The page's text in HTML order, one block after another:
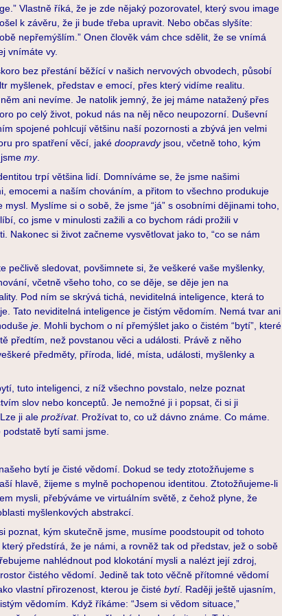
Vlastně říká, že je zde nějaký pozorovatel, který svou image
k závěru, že ji bude třeba upravit. Nebo občas slyšíte:
nepřemýšlím.” Onen člověk vám chce sdělit, že se vnímá
vnímáte vy.
bez přestání běžící v našich nervových obvodech, působí
myšlenek, představ e emocí, přes který vidíme realitu.
ani nevíme. Je natolik jemný, že jej máme natažený přes
po celý život, pokud nás na něj něco neupozorní. Duševní
spojené pohlcují většinu naší pozornosti a zbývá jen velmi
pro spatření věcí, jaké doopravdyjsou, včetně toho, kým
my.
trpí většina lidí. Domníváme se, že jsme našimi
emocemi a naším chováním, a přitom to všechno produkuje
mysl. Myslíme si o sobě, že jsme “já” s osobními dějinami toho,
co jsme v minulosti zažili a co bychom rádi prožili v
Nakonec si život začneme vysvětlovat jako to, “co se nám
pečlivě sledovat, povšimnete si, že veškeré vaše myšlenky,
včetně všeho toho, co se děje, se děje jen na
Pod ním se skrývá tichá, neviditelná inteligence, která to
Tato neviditelná inteligence je čistým vědomím. Nemá tvar ani
je . Mohli bychom o ní přemýšlet jako o čistém “bytí”, které
předtím, než povstanou věci a události. Právě z něho
předměty, příroda, lidé, místa, události, myšlenky a
tuto inteligenci, z níž všechno povstalo, nelze poznat
slov nebo konceptů. Je nemožné ji i popsat, či si ji
ji ale prožívat. Prožívat to, co už dávno známe. Co máme.
bytí sami jsme.
bytí je čisté vědomí. Dokud se tedy ztotožňujeme s
hlavě, žijeme s mylně pochopenou identitou. Ztotožňujeme-li
mysli, přebýváme ve virtuálním světě, z čehož plyne, že
myšlenkových abstrakcí.
poznat, kým skutečně jsme, musíme poodstoupit od tohoto
který předstírá, že je námi, a rovněž tak od představ, jež o sobě
nahlédnout pod klokotání mysli a nalézt její zdroj,
čistého vědomí. Jedině tak toto věčně přítomné vědomí
vlastní přirozenost, kterou je čisté bytí. Raději ještě ujasním,
vědomím. Když říkáme: “Jsem si vědom situace,”